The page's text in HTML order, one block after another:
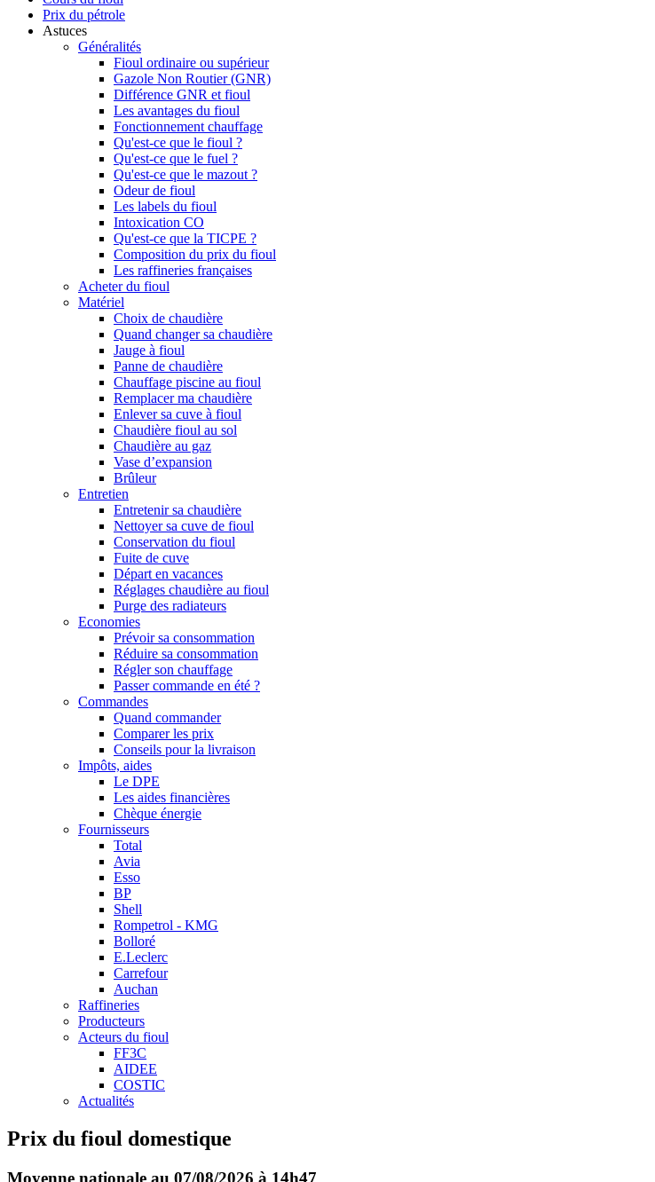
Prix du pétrole
Astuces
Généralités
Fioul ordinaire ou supérieur
Gazole Non Routier (GNR)
Différence GNR et fioul
Les avantages du fioul
Fonctionnement chauffage
Qu'est-ce que le fioul ?
Qu'est-ce que le fuel ?
Qu'est-ce que le mazout ?
Odeur de fioul
Les labels du fioul
Intoxication CO
Qu'est-ce que la TICPE ?
Composition du prix du fioul
Les raffineries françaises
Acheter du fioul
Matériel
Choix de chaudière
Quand changer sa chaudière
Jauge à fioul
Panne de chaudière
Chauffage piscine au fioul
Remplacer ma chaudière
Enlever sa cuve à fioul
Chaudière fioul au sol
Chaudière au gaz
Vase d’expansion
Brûleur
Entretien
Entretenir sa chaudière
Nettoyer sa cuve de fioul
Conservation du fioul
Fuite de cuve
Départ en vacances
Réglages chaudière au fioul
Purge des radiateurs
Economies
Prévoir sa consommation
Réduire sa consommation
Régler son chauffage
Passer commande en été ?
Commandes
Quand commander
Comparer les prix
Conseils pour la livraison
Impôts, aides
Le DPE
Les aides financières
Chèque énergie
Fournisseurs
Total
Avia
Esso
BP
Shell
Rompetrol - KMG
Bolloré
E.Leclerc
Carrefour
Auchan
Raffineries
Producteurs
Acteurs du fioul
FF3C
AIDEE
COSTIC
Actualités
Prix du fioul domestique
Moyenne nationale au 07/08/2026 à 14h47